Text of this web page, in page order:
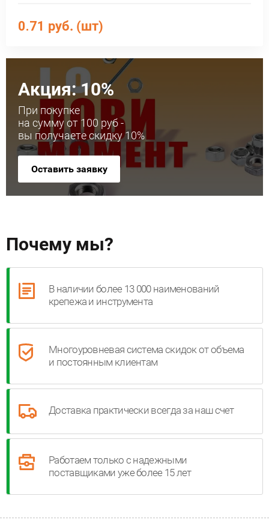
Акция: 10%
При покупке
на сумму от 100 руб -
вы получаете скидку 10%
Оставить заявку
Почему мы?
В наличии более 13 000 наименований
крепежа и инструмента
Многоуровневая система скидок от объема
и постоянным клиентам
Доставка практически всегда за наш счет
Работаем только с надежными
поставщиками уже более 15 лет
0.71 руб. (шт)